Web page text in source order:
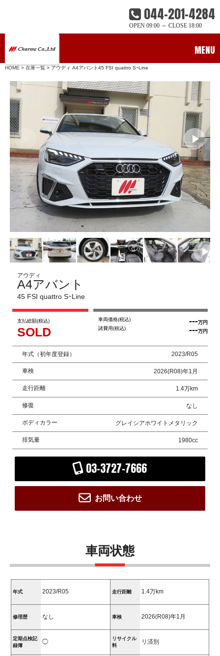
044-201-4284
OPEN 09:00 ～ CLOSE 18:00
MENU
HOME > 在庫一覧 > アウディ A4アバント45 FSI quattro SｰLine
アウディ
A4アバント
45 FSI quattro SｰLine
支払総額(税込)
SOLD
車両価格(税込) ---万円
諸費用(税込) ---万円
年式（初年度登録） 2023/R05
車検 2026(R08)年1月
走行距離 1.4万km
修復 なし
ボディカラー グレイシアホワイトメタリック
排気量 1980cc
03-3727-7666
お問い合わせ
車両状態
年式 2023/R05 走行距離 1.4万km
修理歴 なし 車検 2026(R08)年1月
定期点検記
録簿
◯
リサイクル
料
リ済別